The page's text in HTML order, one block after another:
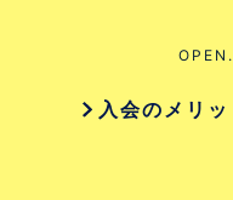
入会のメリッ